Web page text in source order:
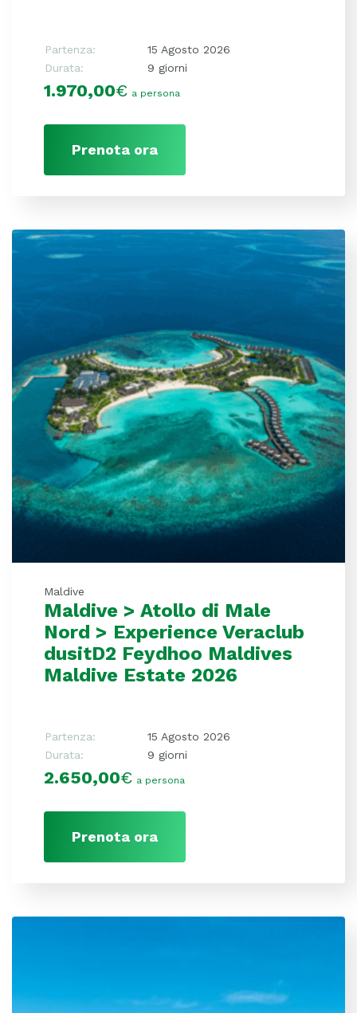
Partenza:
15 Agosto 2026
Durata:
9 giorni
1.970,00€ a persona
Prenota ora
Maldive
Maldive > Atollo di Male
Nord > Experience Veraclub
dusitD2 Feydhoo Maldives
Maldive Estate 2026
Partenza:
15 Agosto 2026
Durata:
9 giorni
2.650,00€ a persona
Prenota ora